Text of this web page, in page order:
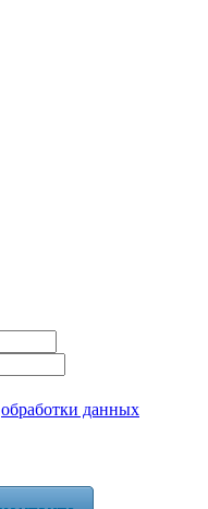
обработки данных